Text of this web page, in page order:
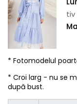
tiv
* Fotomodelul
* Croi larg - nu se
după bust.